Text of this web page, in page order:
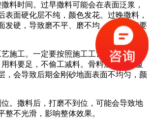
料时间。过早撒料可能会在表面泛浆，
表面硬化层不纯，颜色发花。过晚撒料，
发硬，导致磨不平、磨不均，因此一定要
施工。一定要按照施工工艺进行施工，
料要足，不偷工减料。骨料层太薄，覆
，会导致后期金刚砂地面表面不均匀，颜
。撒料后，打磨不到位，可能会导致地
整不光滑，影响整体效果。